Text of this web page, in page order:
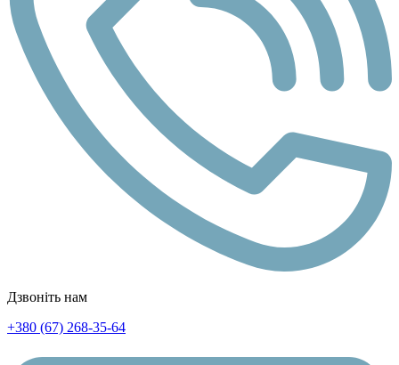
Дзвоніть нам
+380 (67) 268-35-64